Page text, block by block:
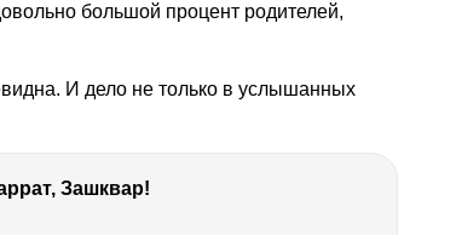
большой процент родителей,
И дело не только в услышанных
Зашквар!